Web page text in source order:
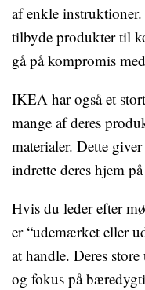
af enkle
tilbyde produkter til
gå på kompromis
IKEA har også et
mange af deres
materialer. Dette
indrette deres hjem
Hvis du leder efter
er “udemærket eller
at handle. Deres
og fokus på